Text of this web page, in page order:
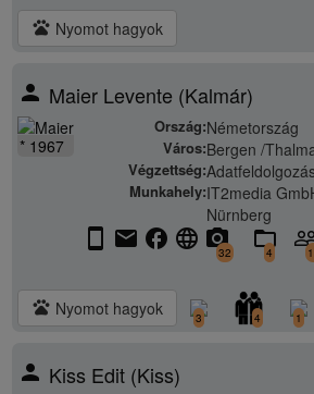
pets Nyomot hagyok
person Maier Levente (Kalmár)
* 1967
Ország:Németország
Város:Bergen /
Végzettség:
Munkahely:IT2media
Nürnberg
stay_current_portrait email facebook language camera_alt
32
folder_open
4
pets Nyomot hagyok 3 4 1
person Kiss Edit (Kiss)